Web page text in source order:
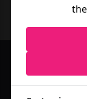
Business